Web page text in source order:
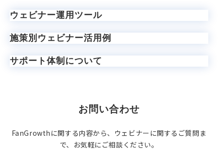
ウェビナー運用ツール
施策別ウェビナー活用例
サポート体制について
お問い合わせ
FanGrowthに関する内容から、ウェビナーに関するご質問ま
で、お気軽にご相談ください。